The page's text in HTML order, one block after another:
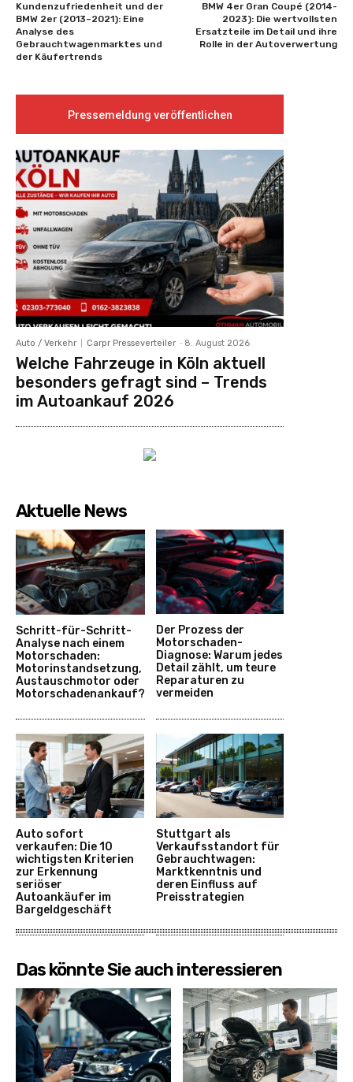
Kundenzufriedenheit und der
BMW 2er (2013–2021): Eine
Analyse des
Gebrauchtwagenmarktes und
der Käufertrends
BMW 4er Gran Coupé (2014-
2023): Die wertvollsten
Ersatzteile im Detail und ihre
Rolle in der Autoverwertung
Pressemeldung veröffentlichen
Auto / Verkehr Carpr Presseverteiler - 8. August 2026
Welche Fahrzeuge in Köln aktuell
besonders gefragt sind – Trends
im Autoankauf 2026
Aktuelle News
Schritt-für-Schritt-
Analyse nach einem
Motorschaden:
Motorinstandsetzung,
Austauschmotor oder
Motorschadenankauf?
Der Prozess der
Motorschaden-
Diagnose: Warum jedes
Detail zählt, um teure
Reparaturen zu
vermeiden
Auto sofort
verkaufen: Die 10
wichtigsten Kriterien
zur Erkennung
seriöser
Autoankäufer im
Bargeldgeschäft
Stuttgart als
Verkaufsstandort für
Gebrauchtwagen:
Marktkenntnis und
deren Einfluss auf
Preisstrategien
Das könnte Sie auch interessieren